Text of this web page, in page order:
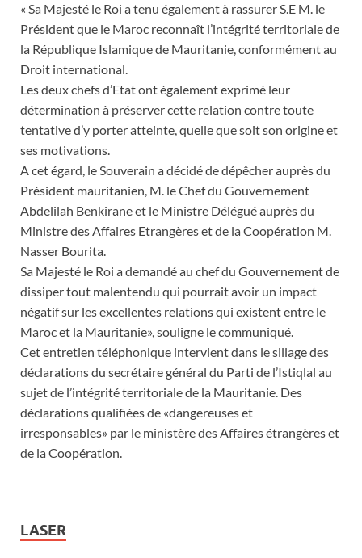
« Sa Majesté le Roi a tenu également à rassurer S.E M. le
Président que le Maroc reconnaît l’intégrité territoriale de
la République Islamique de Mauritanie, conformément au
Droit international.
Les deux chefs d’Etat ont également exprimé leur
détermination à préserver cette relation contre toute
tentative d’y porter atteinte, quelle que soit son origine et
ses motivations.
A cet égard, le Souverain a décidé de dépêcher auprès du
Président mauritanien, M. le Chef du Gouvernement
Abdelilah Benkirane et le Ministre Délégué auprès du
Ministre des Affaires Etrangères et de la Coopération M.
Nasser Bourita.
Sa Majesté le Roi a demandé au chef du Gouvernement de
dissiper tout malentendu qui pourrait avoir un impact
négatif sur les excellentes relations qui existent entre le
Maroc et la Mauritanie», souligne le communiqué.
Cet entretien téléphonique intervient dans le sillage des
déclarations du secrétaire général du Parti de l’Istiqlal au
sujet de l’intégrité territoriale de la Mauritanie. Des
déclarations qualifiées de «dangereuses et
irresponsables» par le ministère des Affaires étrangères et
de la Coopération.
LASER